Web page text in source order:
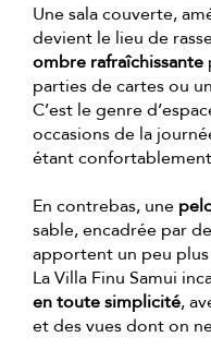
Une sala couverte,
devient le lieu de
ombre rafraîchissante
parties de cartes ou
C’est le genre
occasions de la
étant
En contrebas, une
sable, encadrée par
apportent un peu
La Villa Finu Samui
en toute simplicité,
et des vues dont on